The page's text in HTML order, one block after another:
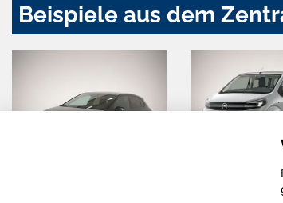
Beispiele aus dem
Opel